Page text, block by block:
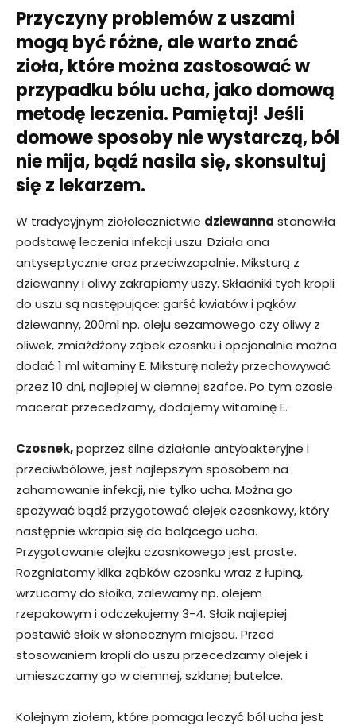
Przyczyny problemów z uszami
mogą być różne, ale warto znać
zioła, które można zastosować w
przypadku bólu ucha, jako domową
metodę leczenia. Pamiętaj! Jeśli
domowe sposoby nie wystarczą, ból
nie mija, bądź nasila się, skonsultuj
się z lekarzem.
W tradycyjnym ziołolecznictwie dziewanna stanowiła
podstawę leczenia infekcji uszu. Działa ona
antyseptycznie oraz przeciwzapalnie. Miksturą z
dziewanny i oliwy zakrapiamy uszy. Składniki tych kropli
do uszu są następujące: garść kwiatów i pąków
dziewanny, 200ml np. oleju sezamowego czy oliwy z
oliwek, zmiażdżony ząbek czosnku i opcjonalnie można
dodać 1 ml witaminy E. Miksturę należy przechowywać
przez 10 dni, najlepiej w ciemnej szafce. Po tym czasie
macerat przecedzamy, dodajemy witaminę E.
Czosnek,poprzez silne działanie antybakteryjne i
przeciwbólowe, jest najlepszym sposobem na
zahamowanie infekcji, nie tylko ucha. Można go
spożywać bądź przygotować olejek czosnkowy, który
następnie wkrapia się do bolącego ucha.
Przygotowanie olejku czosnkowego jest proste.
Rozgniatamy kilka ząbków czosnku wraz z łupiną,
wrzucamy do słoika, zalewamy np. olejem
rzepakowym i odczekujemy 3-4. Słoik najlepiej
postawić słoik w słonecznym miejscu. Przed
stosowaniem kropli do uszu przecedzamy olejek i
umieszczamy go w ciemnej, szklanej butelce.
Kolejnym ziołem, które pomaga leczyć ból ucha jest